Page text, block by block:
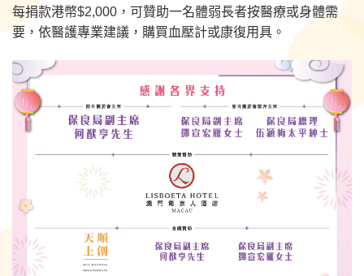
每捐款港幣$2,000，可贊助一名體弱長者按醫療或身體需
要，依醫護專業建議，購買血壓計或康復用具。